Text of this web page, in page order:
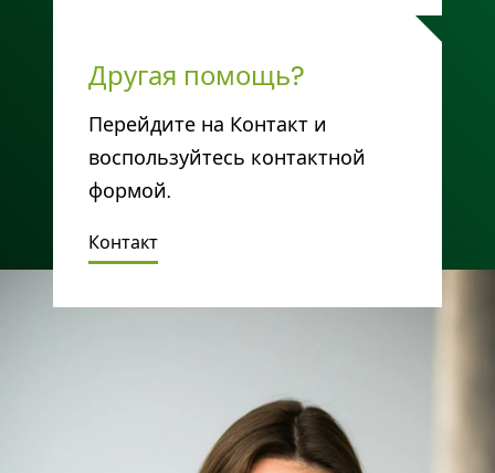
Другая помощь?
Перейдите на Контакт и
воспользуйтесь контактной
формой.
Контакт